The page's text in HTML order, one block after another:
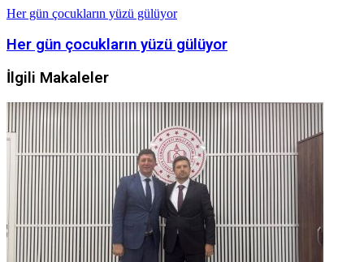
Her gün çocukların yüzü gülüyor
Her gün çocukların yüzü gülüyor
İlgili Makaleler